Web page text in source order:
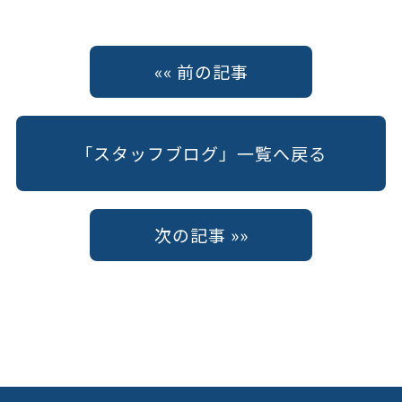
«« 前の記事
次の記事 »»
「スタッフブログ」一覧へ戻る